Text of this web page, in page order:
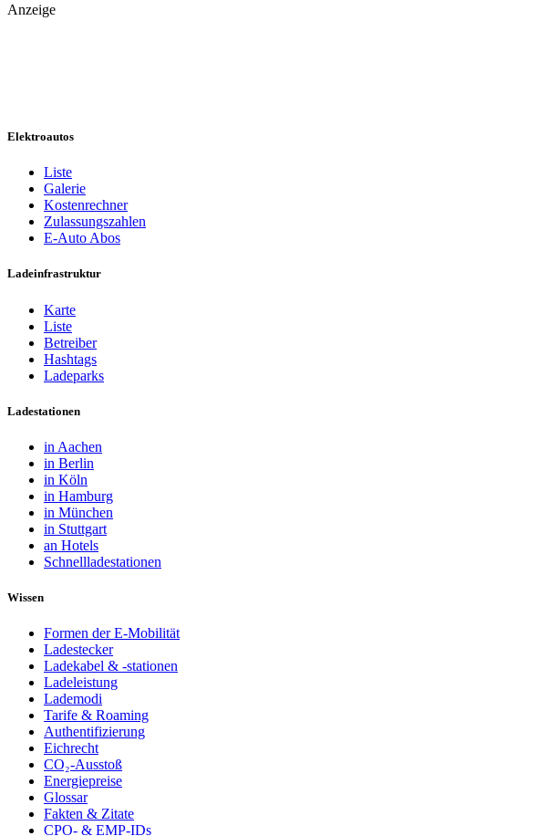
Anzeige
Elektroautos
Liste
Galerie
Kostenrechner
Zulassungszahlen
E-Auto Abos
Ladeinfrastruktur
Karte
Liste
Betreiber
Hashtags
Ladeparks
Ladestationen
in Aachen
in Berlin
in Köln
in Hamburg
in München
in Stuttgart
an Hotels
Schnellladestationen
Wissen
Formen der E-Mobilität
Ladestecker
Ladekabel & -stationen
Ladeleistung
Lademodi
Tarife & Roaming
Authentifizierung
Eichrecht
CO₂-Ausstoß
Energiepreise
Glossar
Fakten & Zitate
CPO- & EMP-IDs